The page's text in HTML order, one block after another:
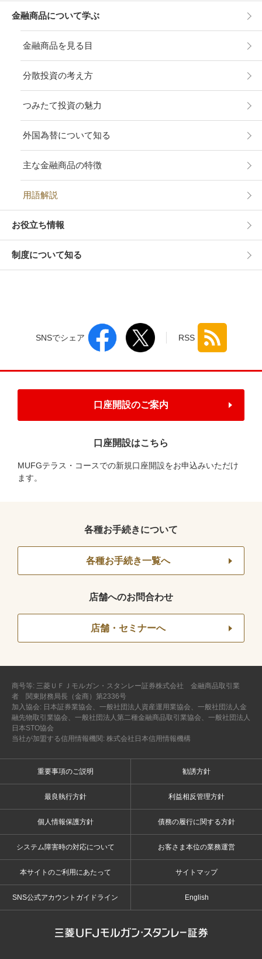
金融商品について学ぶ
金融商品を見る目
分散投資の考え方
つみたて投資の魅力
外国為替について知る
主な金融商品の特徴
用語解説
お役立ち情報
制度について知る
SNSでシェア RSS
口座開設のご案内
口座開設はこちら
MUFGテラス・コースでの新規口座開設をお申込みいただけ
ます。
各種お手続きについて
各種お手続き一覧へ
店舗へのお問合わせ
店舗・セミナーへ
商号等: 三菱ＵＦＪモルガン・スタンレー証券株式会社 金融商品取引業
者 関東財務局長（金商）第2336号
加入協会: 日本証券業協会、一般社団法人資産運用業協会、一般社団法人金
融先物取引業協会、一般社団法人第二種金融商品取引業協会、一般社団法人
日本STO協会
当社が加盟する信用情報機関: 株式会社日本信用情報機構
重要事項のご説明 勧誘方針
最良執行方針 利益相反管理方針
個人情報保護方針 債務の履行に関する方針
システム障害時の対応について お客さま本位の業務運営
本サイトのご利用にあたって サイトマップ
SNS公式アカウントガイドライン English
三菱ＵＦＪモルガン・スタンレー証券